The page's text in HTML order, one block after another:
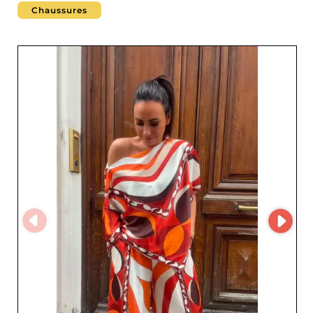
collections italiennes, françaises et d’import. Sur une
surface de 600 m², l’équipe accueille les détaillants avec
moyenne gamme : jupes, pantalons, tops, robes,
manteaux, sacs, chaussures, montres et accessoires.
Chaque semaine, de nouvelles pièces viennent enrichir
l’offre, garantissant un renouvellement constant adapté
aux attentes d’une clientèle féminine exigeante. Carla
Raffi se distingue par l’alliance du style et de la qualité
dans chacune de ses collections, permettant aux
revendeurs de composer des sélections attractives,
modernes et cohérentes. Grâce à l’intégration de la
technologie MicroStore, les professionnels peuvent
accéder facilement aux collections en ligne, gérer leurs
commandes et suivre leurs stocks en toute simplicité.
Au-delà de ses produits, Carla Raffi mise sur un service
client irréprochable et un accompagnement
personnalisé, favorisant des relations commerciales
durables. Choisir Carla Raffi, c’est s’associer à un
grossiste fiable, expérimenté et toujours à l’écoute du
marché, pour renforcer votre positionnement et faire
croître votre activité dans l’univers dynamique de la
Chaussures